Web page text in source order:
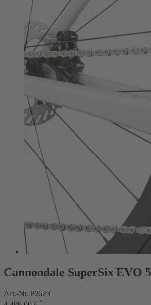
Cannondale SuperSix EVO 5
Art.-Nr. 83623
*